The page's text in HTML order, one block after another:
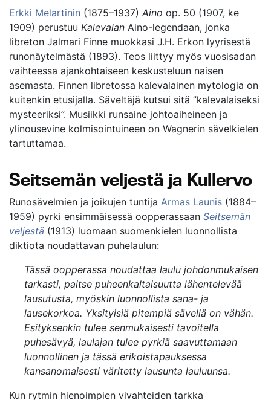
Erkki Melartinin (1875–1937) Aino op. 50 (1907, ke
1909) perustuu Kalevalan Aino-legendaan, jonka
libreton Jalmari Finne muokkasi J.H. Erkon lyyrisestä
runonäytelmästä (1893). Teos liittyy myös vuosisadan
vaihteessa ajankohtaiseen keskusteluun naisen
asemasta. Finnen libretossa kalevalainen mytologia on
kuitenkin etusijalla. Säveltäjä kutsui sitä ”kalevalaiseksi
mysteeriksi”. Musiikki runsaine johtoaiheineen ja
ylinousevine kolmisointuineen on Wagnerin sävelkielen
tartuttamaa.
Seitsemän veljestä ja Kullervo
Runosävelmien ja joikujen tuntija Armas Launis (1884–
1959) pyrki ensimmäisessä oopperassaan Seitsemän
veljestä (1913) luomaan suomenkielen luonnollista
diktiota noudattavan puhelaulun:
Tässä oopperassa noudattaa laulu johdonmukaisen
tarkasti, paitse puheenkaltaisuutta lähentelevää
lausutusta, myöskin luonnollista sana- ja
lausekorkoa. Yksityisiä pitempiä säveliä on vähän.
Esityksenkin tulee senmukaisesti tavoitella
puhesävyä, laulajan tulee pyrkiä saavuttamaan
luonnollinen ja tässä erikoistapauksessa
kansanomaisesti väritetty lausunta lauluunsa.
Kun rytmin hienoimpien vivahteiden tarkka